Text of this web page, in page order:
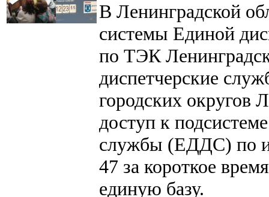
В Ленинградской
системы Единой
по ТЭК
диспетчерские
городских округов
доступ к
службы (ЕДДС) по
47 за короткое
единую базу.